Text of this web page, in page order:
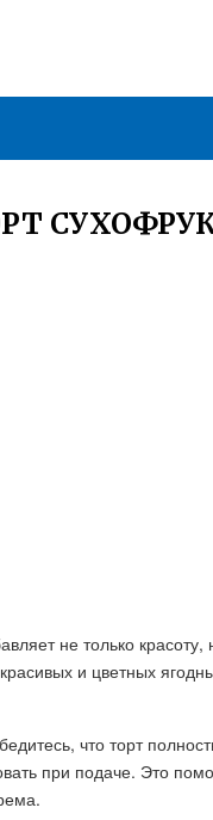
не только
и цветных
что торт
при подаче. Это